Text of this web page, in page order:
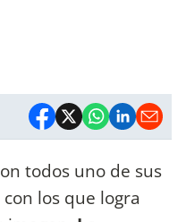
todos uno de sus
con los que logra